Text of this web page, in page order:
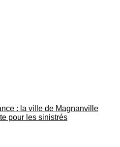
: la ville de Magnanville
pour les sinistrés